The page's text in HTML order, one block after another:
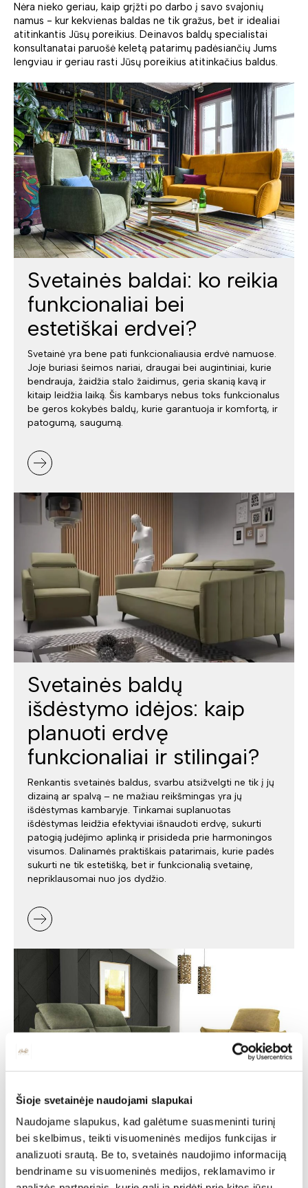
Šioje svetainėje naudojami slapukai
Naudojame slapukus, kad galėtume suasmeninti turinį
bei skelbimus, teikti visuomeninės medijos funkcijas ir
analizuoti srautą. Be to, svetainės naudojimo informaciją
bendriname su visuomeninės medijos, reklamavimo ir
Nėra nieko geriau, kaip grįžti po darbo į savo svajonių
namus - kur kekvienas baldas ne tik gražus, bet ir idealiai
atitinkantis Jūsų poreikius. Deinavos baldų specialistai
konsultanatai paruošė keletą patarimų padėsiančių Jums
lengviau ir geriau rasti Jūsų poreikius atitinkačius baldus.
Svetainės baldai: ko reikia
funkcionaliai bei
estetiškai erdvei?
Svetainė yra bene pati funkcionaliausia erdvė namuose.
Joje buriasi šeimos nariai, draugai bei augintiniai, kurie
bendrauja, žaidžia stalo žaidimus, geria skanią kavą ir
kitaip leidžia laiką. Šis kambarys nebus toks funkcionalus
be geros kokybės baldų, kurie garantuoja ir komfortą, ir
patogumą, saugumą.
Svetainės baldų
išdėstymo idėjos: kaip
planuoti erdvę
funkcionaliai ir stilingai?
Renkantis svetainės baldus, svarbu atsižvelgti ne tik į jų
dizainą ar spalvą – ne mažiau reikšmingas yra jų
išdėstymas kambaryje. Tinkamai suplanuotas
išdėstymas leidžia efektyviai išnaudoti erdvę, sukurti
patogią judėjimo aplinką ir prisideda prie harmoningos
visumos. Dalinamės praktiškais patarimais, kurie padės
sukurti ne tik estetišką, bet ir funkcionalią svetainę,
nepriklausomai nuo jos dydžio.
Minkšti baldai -
jaukumas ir stilius jūsų
namuose